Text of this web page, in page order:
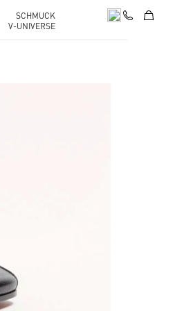
SCHMUCK
V-UNIVERSE